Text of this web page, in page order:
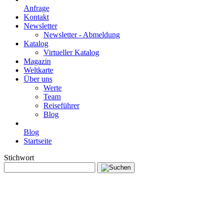
Anfrage
Kontakt
Newsletter
Newsletter - Abmeldung
Katalog
Virtueller Katalog
Magazin
Weltkarte
Über uns
Werte
Team
Reiseführer
Blog
Blog
Startseite
Stichwort